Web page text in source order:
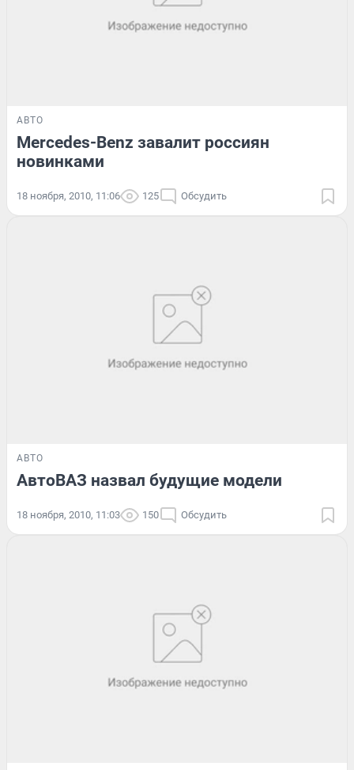
АВТО
Mercedes-Benz завалит россиян
новинками
18 ноября, 2010, 11:06 125 Обсудить
АВТО
АвтоВАЗ назвал будущие модели
18 ноября, 2010, 11:03 150 Обсудить